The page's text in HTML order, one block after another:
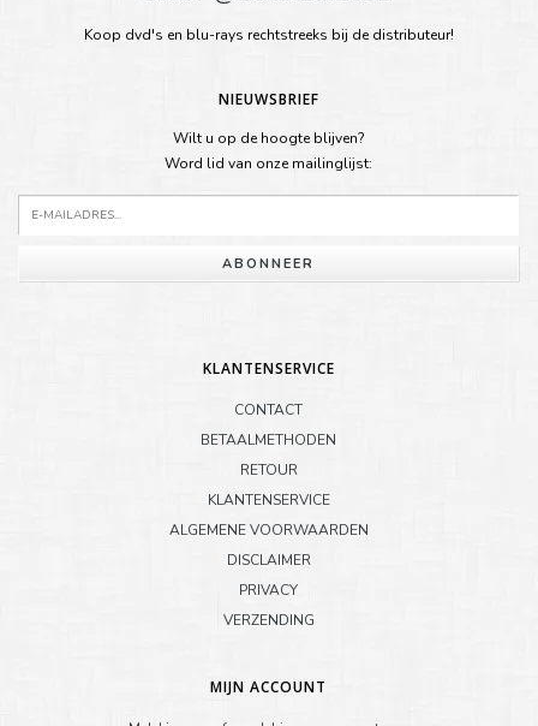
Koop dvd's en blu-rays rechtstreeks bij de distributeur!
NIEUWSBRIEF
Wilt u op de hoogte blijven?
Word lid van onze mailinglijst:
ABONNEER
KLANTENSERVICE
CONTACT
BETAALMETHODEN
RETOUR
KLANTENSERVICE
ALGEMENE VOORWAARDEN
DISCLAIMER
PRIVACY
VERZENDING
MIJN ACCOUNT